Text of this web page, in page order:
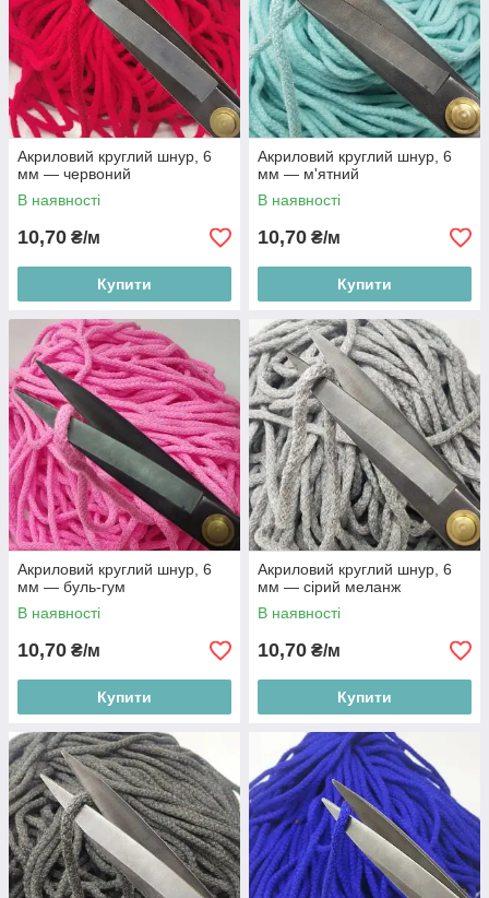
Акриловий круглий шнур, 6
мм — червоний
В наявності
10,70 ₴/м
Купити
Акриловий круглий шнур, 6
мм — м'ятний
В наявності
10,70 ₴/м
Купити
Акриловий круглий шнур, 6
мм — буль-гум
В наявності
10,70 ₴/м
Купити
Акриловий круглий шнур, 6
мм — сірий меланж
В наявності
10,70 ₴/м
Купити